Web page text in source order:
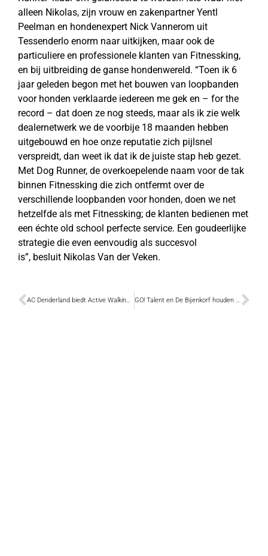
alleen Nikolas, zijn vrouw en zakenpartner Yentl
Peelman en hondenexpert Nick Vannerom uit
Tessenderlo enorm naar uitkijken, maar ook de
particuliere en professionele klanten van Fitnessking,
en bij uitbreiding de ganse hondenwereld. “Toen ik 6
jaar geleden begon met het bouwen van loopbanden
voor honden verklaarde iedereen me gek en – for the
record – dat doen ze nog steeds, maar als ik zie welk
dealernetwerk we de voorbije 18 maanden hebben
uitgebouwd en hoe onze reputatie zich pijlsnel
verspreidt, dan weet ik dat ik de juiste stap heb gezet.
Met Dog Runner, de overkoepelende naam voor de tak
binnen Fitnessking die zich ontfermt over de
verschillende loopbanden voor honden, doen we net
hetzelfde als met Fitnessking; de klanten bedienen met
een échte old school perfecte service. Een goudeerlijke
strategie die even eenvoudig als succesvol
is”, besluit Nikolas Van der Veken.
AC Denderland biedt Active Walking aan GO! Talent en De Bijenkorf houden eigen Warmste Week